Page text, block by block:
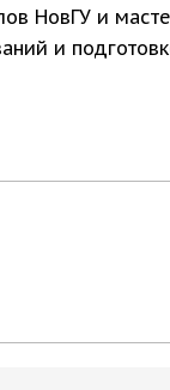
НовГУ и
и